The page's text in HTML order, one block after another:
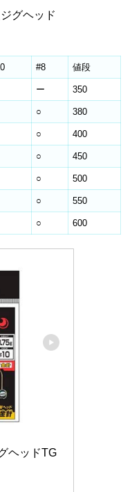
グヘッド
#8 値段
ー 350
○ 380
○ 400
○ 450
○ 500
○ 550
○ 600
ヘッドTG